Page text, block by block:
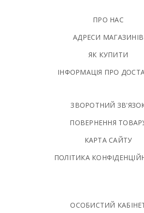
ПРО НАС
АДРЕСИ МАГАЗИНІВ
ЯК КУПИТИ
ІНФОРМАЦІЯ ПРО
ЗВОРОТНИЙ
ПОВЕРНЕННЯ
КАРТА САЙТУ
ПОЛIТИКА
ОСОБИСТИЙ